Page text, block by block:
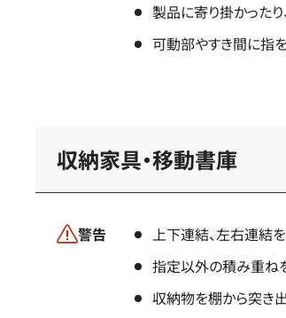
製品に寄り掛かったり
可動部やすき間に指
収納家具・移動書庫
警告
上下連結、左右連結を
指定以外の積み重ね
収納物を棚から突き